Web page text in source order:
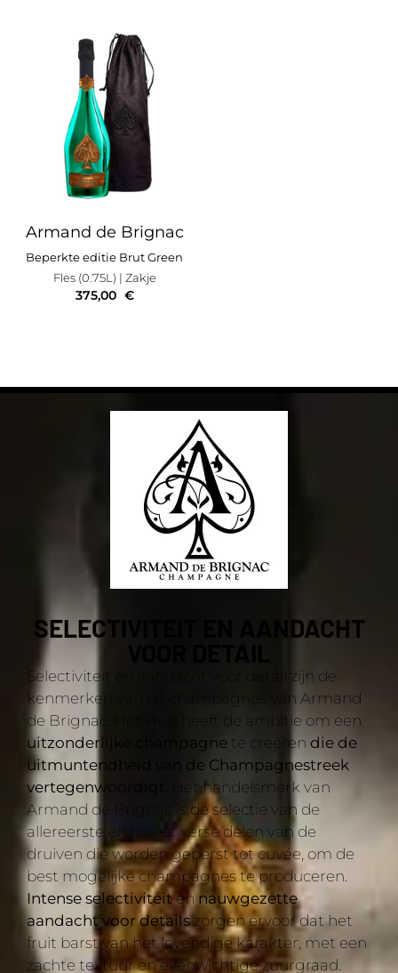
Armand de Brignac
Beperkte editie Brut Green
Fles (0.75L) | Zakje
375,00 €
SELECTIVITEIT EN AANDACHT
Selectiviteit en aandacht voor detail zijn de
kenmerken van de champagnes van Armand
de Brignac. Het Huis heeft de ambitie om een
uitzonderlijke champagne te creëren die de
uitmuntendheid van de Champagnestreek
vertegenwoordigt
. Het handelsmerk van
Armand de Brignac is de selectie van de
allereerste en meest verse delen van de
druiven die worden geperst tot cuvée, om de
best mogelijke champagnes te produceren.
Intense selectiviteitennauwgezette
aandacht voor detailszorgen ervoor dat het
fruit barst van het levendige karakter, met een
zachte textuur en evenwichtige zuurgraad.